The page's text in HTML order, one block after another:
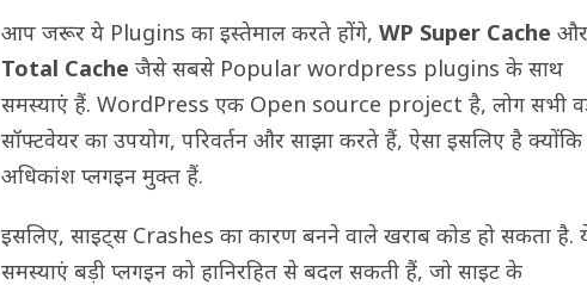
आप जरूर ये Plugins का इस्तेमाल करते होंगे, WP Super Cache और
Total Cache जैसे सबसे Popular wordpress plugins के साथ
समस्याएं हैं. WordPress एक Open source project है, लोग सभी
सॉफ्टवेयर का उपयोग, परिवर्तन और साझा करते हैं, ऐसा इसलिए है क्योंकि
अधिकांश प्लगइन मुक्त हैं.
इसलिए, साइट्स Crashes का कारण बनने वाले खराब कोड हो सकता है.
समस्याएं बड़ी प्लगइन को हानिरहित से बदल सकती हैं, जो साइट के